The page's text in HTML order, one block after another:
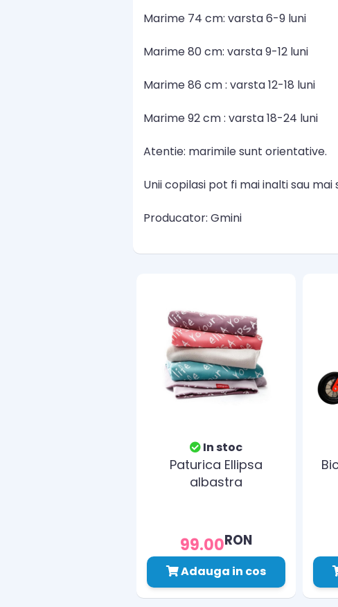
Marime 74 cm: varsta 6-9 luni
Marime 80 cm: varsta 9-12 luni
Marime 86 cm : varsta 12-18 luni
Marime 92 cm : varsta 18-24 luni
Atentie: marimile sunt orientative.
Unii copilasi pot fi mai inalti sau
Producator: Gmini
In stoc
Paturica Ellipsa
albastra
99.00RON
Adauga in cos